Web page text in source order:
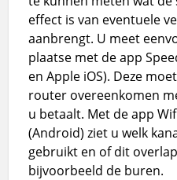
effect is van eventuele
aanbrengt. U meet
plaatse met de app
en Apple iOS). Deze
router overeenkomen
u betaalt. Met de app
(Android) ziet u welk
gebruikt en of dit
bijvoorbeeld de buren.